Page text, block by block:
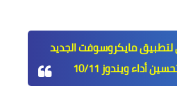
لتطبيق مايكروسوفت الجديد